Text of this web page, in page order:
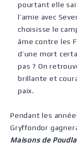
pourtant elle
l’amie avec
choisisse le
âme contre les
d’une mort
pas ? On
brillante et
paix.
Pendant les
Gryffondor
Maisons de